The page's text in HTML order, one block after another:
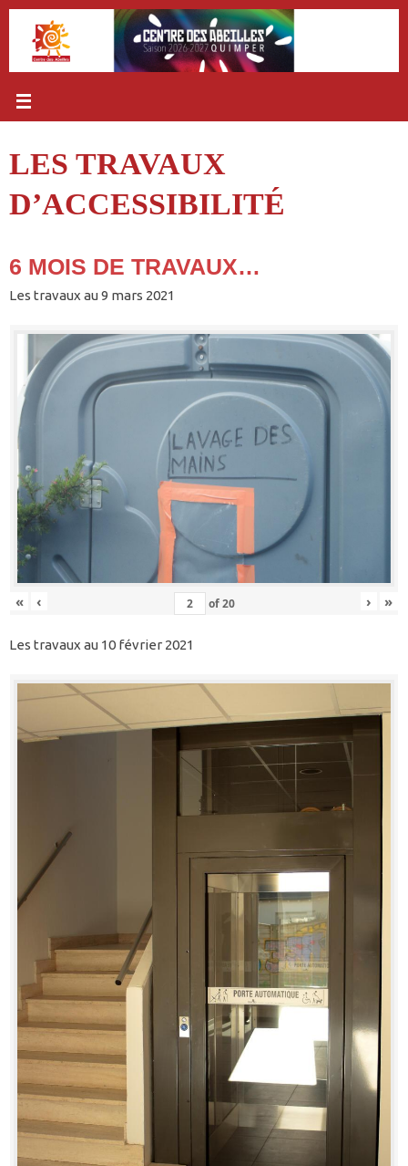
Passer
contenu
LES TRAVAUX
D’ACCESSIBILITÉ
6 MOIS DE TRAVAUX…
Les travaux au 9 mars 2021
« ‹ of20 › »
Les travaux au 10 février 2021